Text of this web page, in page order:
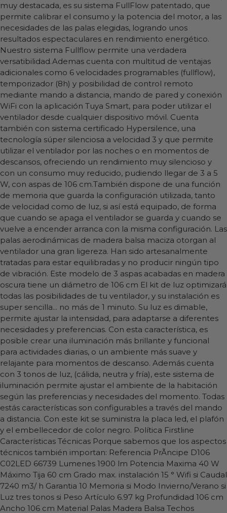
muy destacada, es su sistema FullFlow patentado, que
permite calibrar el consumo y la potencia del motor, a las
necesidades de las palas elegidas, logrando unos
resultados espectaculares en rendimiento energético.
Nuestro sistema Fullflow permite una verdadera
versatibilidad.Ademas cuenta con multitud de ventajas
adicionales como 6 velocidades programables (fullflow),
temporizador (8h) y posibilidad de control remoto
mediante mando a distancia, mando de pared y conexión
WiFi con la aplicación Tuya Smart, para poder utilizar el
ventilador desde cualquier dispositivo móvil. Cuenta
también con sistema certificado Hypersilence, una
tecnología súper silenciosa a velocidad 3 y que permite
utilizar el ventilador por las noches o en momentos de
descansos, ofreciendo un rendimiento muy silencioso y
con un consumo muy reducido, pudiendo llegar de 3 a 5
W, con aspas de 106 cm.También dispone de una función
de memoria que guarda la configuración utilizada, tanto
de velocidad como de luz, si así está equipado, de forma
que cuando se apaga el ventilador se guarda y cuando se
vuelve a encender arranca con la misma configuración. Las
palas aerodinámicas de madera balsa maciza otorgan al
ventilador una gran ligereza. Han sido artesanalmente
tratadas para estar equilibradas y no producir ningún tipo
de vibración. Este modelo de 3 aspas acabadas en madera
oscura tiene un diámetro de 106 cm El kit de luz optimizará
todas las posibilidades de tu ventilador, y su instalación es
super sencilla... no más de 1 minuto. Su luz es dimable,
permite ajustar la intensidad, para adaptarse a diferentes
necesidades y preferencias. Con esta característica, es
posible crear una iluminación más brillante y funcional
para actividades diarias, o un ambiente más suave y
relajante para momentos de descanso. Además cuenta
con 3 tonos de luz, (cálida, neutra y fría), este sistema de
iluminación permite ajustar el ambiente de la habitación
según las preferencias y necesidades del momento. Todas
estás características son configurables a través del mando
a distancia. Con este kit se suministra la placa led, el plafón
y el embellecedor de color negro. Política Firstline
Características Técnicas Porque sabemos que los aspectos
técnicos también importan: Referencia PrÃ­ncipe D106
C02LED 66739 Lumenes 1900 lm Potencia Maxima 40 W
Máximo Tija 60 cm Grado max. instalación 15 ° Wifi si Caudal
7240 m3/ h Garantia 10 Memoria si Modo Invierno/Verano si
Luz tres tonos si Peso Artículo 6.97 kg Profundidad 106 cm
Ancho 106 cm Material Palas Madera Balsa Techos